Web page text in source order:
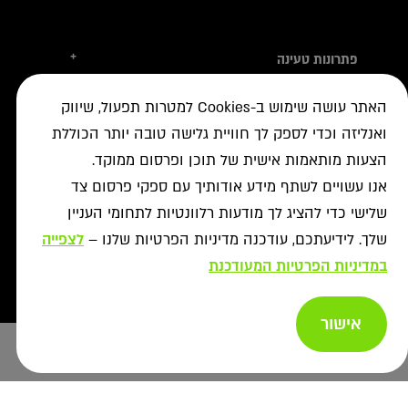
פתרונות טעינה +
עמדות טעינה
אביזרי טעינה
עמדות דרך יבואני הרכב
פתרונות לעסקים
רשת ON לטעינת רכבים חשמליים
לקוחות עסקיים
טעינה ברשת הציבורית
ניהול צי רכב חשמלי
נדל"ן מסחרי לרשת הטעינה
רשויות ומכרזים
פתרונות ניהול אנרגיה
פתרונות טעינה לאוטובוסים
פתרונות אגירת אנרגיה
כל הפתרונות
רכישת עמדות טעינה
מידע שימושי +
שאלות ותשובות
אזור מתקינים
אודות +
תקנון מבצעי נובמבר
אודותינו
צור קשר
תנאי שימוש
מדיניות פרטיות
מדיניות נגישות
ביטול עסקה
ביטול עסקה
ייעוץ בחירת
האתר עושה שימוש ב-Cookies למטרות תפעול, שיווק
ואנליזה וכדי לספק לך חוויית גלישה טובה יותר הכוללת
הצעות מותאמות אישית של תוכן ופרסום ממוקד.
אנו עשויים לשתף מידע אודותיך עם ספקי פרסום צד
שלישי כדי להציג לך מודעות רלוונטיות לתחומי העניין
שלך. לידיעתכם, עודכנה מדיניות הפרטיות שלנו – לצפייה
במדיניות הפרטיות המעודכנת
אישור